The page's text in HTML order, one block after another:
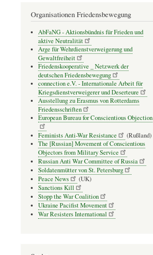
Organisationen Friedensbewegung
AbFaNG - Aktionsbündnis für Frieden und
aktive Neutralität
Arge für Wehrdienstverweigerung und
Gewaltfreiheit
Friedenskooperative _ Netzwerk der
deutschen Friedensbewegung
connection e.V. - Inter­na­tio­nale Arbeit für
Kriegs­dienst­ver­wei­gerer und Deser­teure
Ausstellung zu Erasmus von Rotterdams
Friedensschriften
European Bureau for Conscientious Objection
Feminists Anti-War Resistance
(Rußland)
The [Russian] Movement of Conscientious
Objectors from Military Service
Russian Anti War Committee of Russia
Soldatenmütter von St. Petersburg
Peace News
(UK)
Sanctions Kill
Stopp the War Coalition
Ukraine Pacifist Movement
War Resisters International